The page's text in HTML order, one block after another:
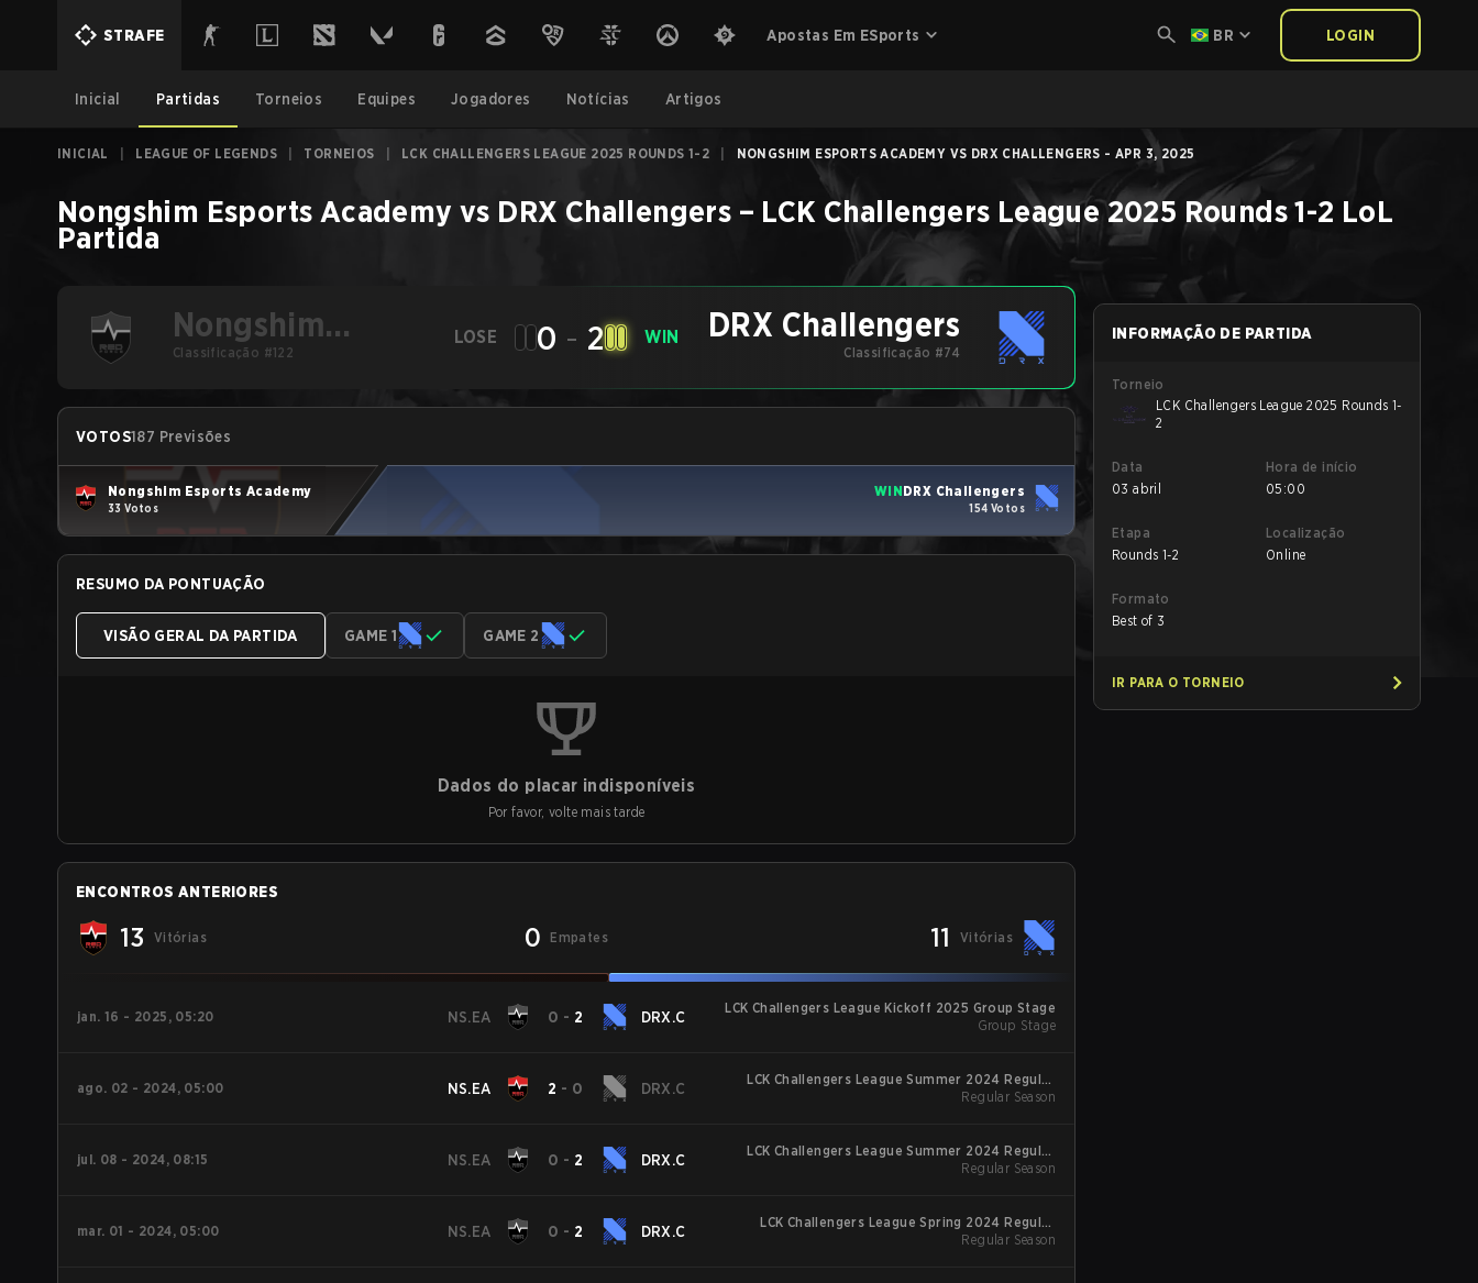
STRAFE Apostas Em ESports BR LOGIN
Inicial Partidas Torneios Equipes Jogadores Notícias Artigos
INICIAL LEAGUE OF LEGENDS TORNEIOS LCK CHALLENGERS LEAGUE 2025 ROUNDS 1-2 NONGSHIM ESPORTS ACADEMY VS DRX CHALLENGERS - APR 3, 2025
Nongshim Esports Academy vs DRX Challengers – LCK Challengers League 2025 Rounds 1-2 LoL
Partida
Nongshim
Esports
Academy
Classificação #122
LOSE 0 - 2 WIN DRX Challengers
Classificação #74
VOTOS187 Previsões
Nongshim Esports Academy
33 Votos
WINDRX Challengers
154 Votos
RESUMO DA PONTUAÇÃO
VISÃO GERAL DA PARTIDA GAME 1 GAME 2
Dados do placar indisponíveis
Por favor, volte mais tarde
ENCONTROS ANTERIORES
13 Vitórias 0 Empates 11 Vitórias
jan. 16 - 2025, 05:20 NS.EA 0 - 2 DRX.C
LCK Challengers League Kickoff 2025 Group Stage
Group Stage
ago. 02 - 2024, 05:00 NS.EA 2 - 0 DRX.C
LCK Challengers League Summer 2024 Regular
Season
Regular Season
jul. 08 - 2024, 08:15 NS.EA 0 - 2 DRX.C
LCK Challengers League Summer 2024 Regular
Season
Regular Season
mar. 01 - 2024, 05:00 NS.EA 0 - 2 DRX.C
LCK Challengers League Spring 2024 Regular
Season
Regular Season
INFORMAÇÃO DE PARTIDA
Torneio
LCK Challengers League 2025 Rounds 1-
2
Data
03 abril
Hora de início
05:00
Etapa
Rounds 1-2
Localização
Online
Formato
Best of 3
IR PARA O TORNEIO